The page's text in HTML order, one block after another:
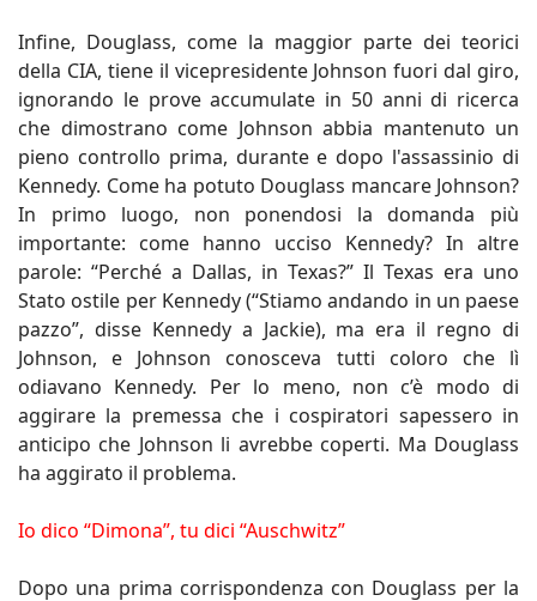
Infine, Douglass, come la maggior parte dei teorici
della CIA, tiene il vicepresidente Johnson fuori dal giro,
ignorando le prove accumulate in 50 anni di ricerca
che dimostrano come Johnson abbia mantenuto un
pieno controllo prima, durante e dopo l'assassinio di
Kennedy. Come ha potuto Douglass mancare Johnson?
In primo luogo, non ponendosi la domanda più
importante: come hanno ucciso Kennedy? In altre
parole: “Perché a Dallas, in Texas?” Il Texas era uno
Stato ostile per Kennedy (“Stiamo andando in un paese
pazzo”, disse Kennedy a Jackie), ma era il regno di
Johnson, e Johnson conosceva tutti coloro che lì
odiavano Kennedy. Per lo meno, non c’è modo di
aggirare la premessa che i cospiratori sapessero in
anticipo che Johnson li avrebbe coperti. Ma Douglass
ha aggirato il problema.
Io dico “Dimona”, tu dici “Auschwitz”
Dopo una prima corrispondenza con Douglass per la